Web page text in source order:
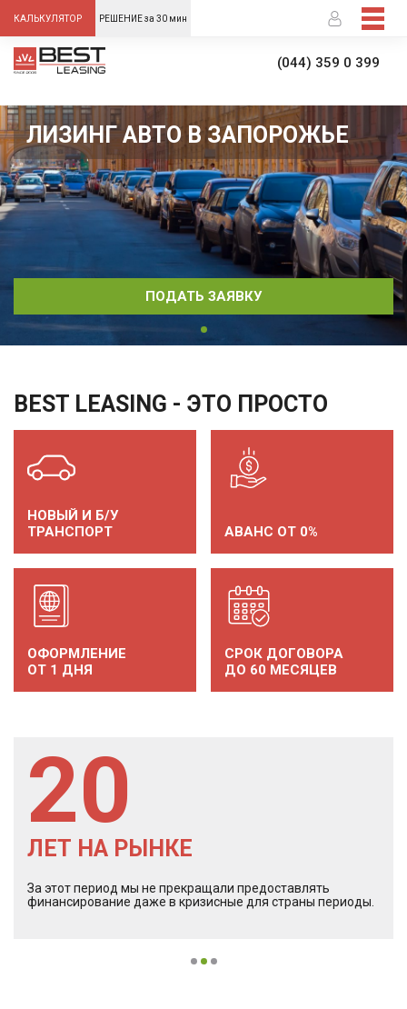
КАЛЬКУЛЯТОР РЕШЕНИЕ за 30 мин
(044) 359 0 399
ЛИЗИНГ АВТО В ЗАПОРОЖЬЕ
ПОДАТЬ ЗАЯВКУ
BEST LEASING - ЭТО ПРОСТО
НОВЫЙ И Б/У
ТРАНСПОРТ
АВАНС ОТ 0%
ОФОРМЛЕНИЕ
ОТ 1 ДНЯ
СРОК ДОГОВОРА
ДО 60 МЕСЯЦЕВ
20
ЛЕТ НА РЫНКЕ
За этот период мы не прекращали предоставлять
финансирование даже в кризисные для страны периоды.